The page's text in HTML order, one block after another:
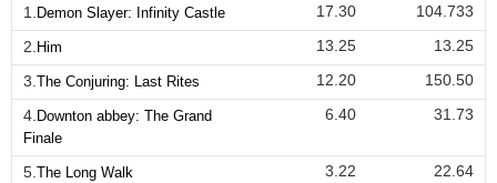
1. Demon Slayer: Infinity Castle 17.30
104.733
2. Him 13.25
13.25
3. The Conjuring: Last Rites 12.20
150.50
4. Downton abbey: The Grand
Finale
6.40 31.73
5. The Long Walk 3.22 22.64